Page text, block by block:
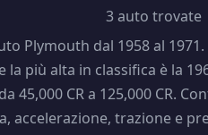
3 auto trovate
Plymouth dal 1958 al
la più alta in classifica è la
45,000 CR a 125,000 CR.
accelerazione, trazione e